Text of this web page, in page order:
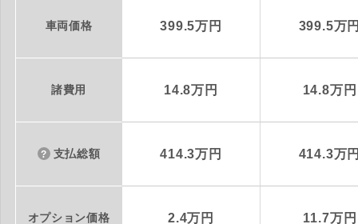
車両価格 399.5万円 399.5万
諸費用 14.8万円 14.8万円
支払総額 414.3万円 414.3万
オプション価格 2.4万円 11.7万円